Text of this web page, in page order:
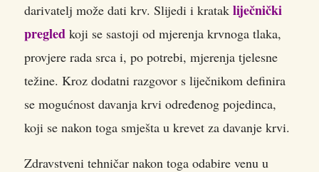
darivatelj može dati krv. Slijedi i kratak liječnički
pregled koji se sastoji od mjerenja krvnoga tlaka,
provjere rada srca i, po potrebi, mjerenja tjelesne
težine. Kroz dodatni razgovor s liječnikom definira
se mogućnost davanja krvi određenog pojedinca,
koji se nakon toga smješta u krevet za davanje krvi.
Zdravstveni tehničar nakon toga odabire venu u